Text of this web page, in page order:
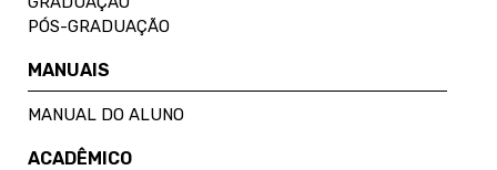
PÓS-GRADUAÇÃO
MANUAIS
MANUAL DO ALUNO
ACADÊMICO